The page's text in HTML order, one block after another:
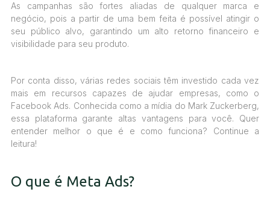
As campanhas são fortes aliadas de qualquer marca e
negócio, pois a partir de uma bem feita é possível atingir o
seu público alvo, garantindo um alto retorno financeiro e
visibilidade para seu produto.
Por conta disso, várias redes sociais têm investido cada vez
mais em recursos capazes de ajudar empresas, como o
Facebook Ads. Conhecida como a mídia do Mark Zuckerberg,
essa plataforma garante altas vantagens para você. Quer
entender melhor o que é e como funciona? Continue a
leitura!
O que é Meta Ads?